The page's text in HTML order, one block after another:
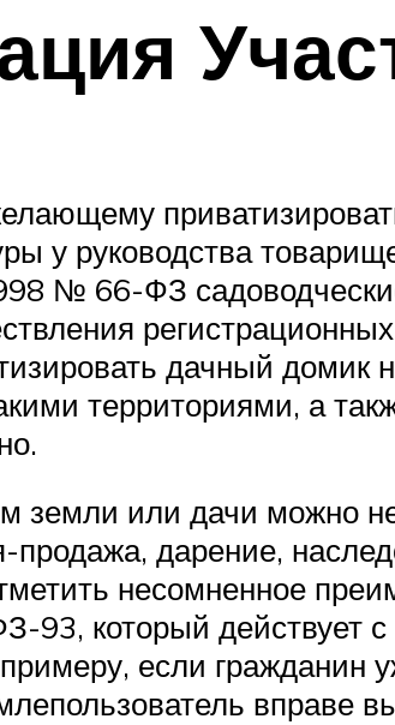
у руководства
№ 66-ФЗ
дачный домик
территориями, а
земли или дачи можно
дарение,
несомненное
93, который действует
если гражданин
вправе